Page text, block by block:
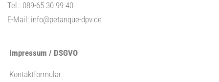
Tel.: 089-65 30 99 40
E-Mail: info@petanque-dpv.de
Impressum / DSGVO
Kontaktformular